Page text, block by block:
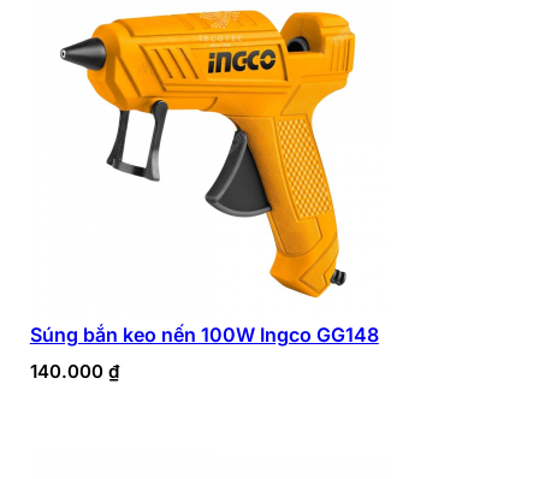
Súng bắn keo nến 100W Ingco GG148
140.000 ₫